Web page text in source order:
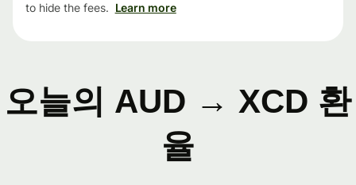
to hide the fees. Learn more
오늘의 AUD → XCD 환
율